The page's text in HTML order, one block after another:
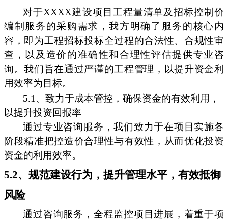
对于XXXX建设项目工程量清单及招标控制价
编制服务的采购需求，我方明确了服务的核心内
容，即为工程招标投标全过程的合法性、合规性审
查，以及造价的准确性和合理性评估提供专业咨
询。我们旨在通过严谨的工程管理，以提升资金利
用效率为目标。
5.1、致力于成本管控，确保资金的有效利用，
以提升投资回报率
通过专业咨询服务，我们致力于在项目实施各
阶段精准把控造价合理性与有效性，从而优化投资
资金的利用效率。
5.2、规范建设行为，提升管理水平，有效抵御
风险
通过咨询服务，全程监控项目进展，着重于项